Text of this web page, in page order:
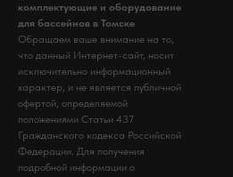
комплектующие и оборудование
для бассейнов в Томске
Обращаем ваше внимание на то,
что данный Интернет-сайт, носит
исключительно информационный
характер, и не является публичной
офертой, определяемой
положениями Статьи 437
Гражданского кодекса Российской
Федерации. Для получения
подробной информации о